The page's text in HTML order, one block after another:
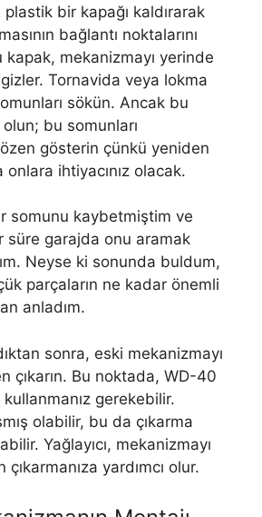
plastik bir kapağı kaldırarak
bağlantı noktalarını
kapak, mekanizmayı yerinde
Tornavida veya lokma
sökün. Ancak bu
bu somunları
gösterin çünkü yeniden
onlara ihtiyacınız olacak.
somunu kaybetmiştim ve
süre garajda onu aramak
Neyse ki sonunda buldum,
parçaların ne kadar önemli
anladım.
sonra, eski mekanizmayı
çıkarın. Bu noktada, WD-40
kullanmanız gerekebilir.
olabilir, bu da çıkarma
Yağlayıcı, mekanizmayı
yardımcı olur.